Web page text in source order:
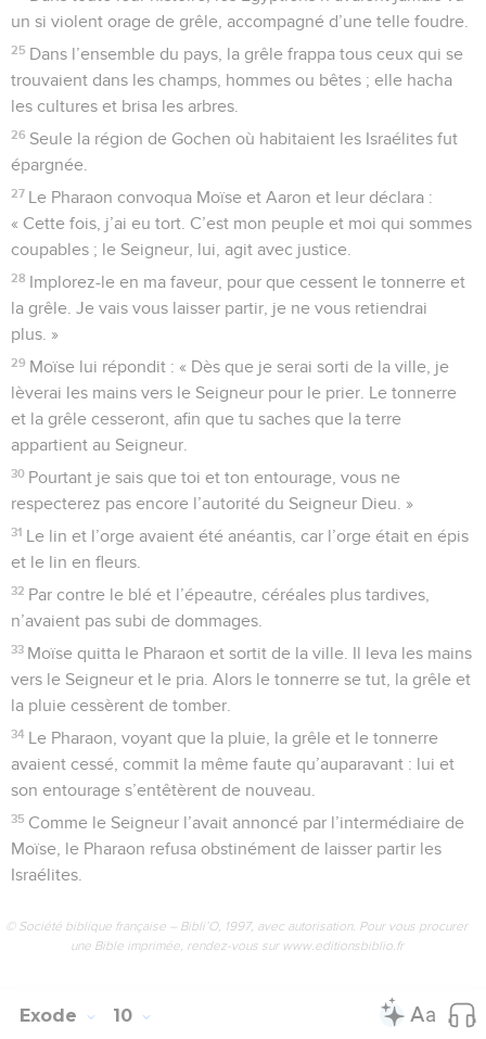
un si violent orage de grêle, accompagné d’une telle foudre.
25 Dans l’ensemble du pays, la grêle frappa tous ceux qui se
trouvaient dans les champs, hommes ou bêtes ; elle hacha
les cultures et brisa les arbres.
26 Seule la région de Gochen où habitaient les Israélites fut
épargnée.
27 Le Pharaon convoqua Moïse et Aaron et leur déclara :
« Cette fois, j’ai eu tort. C’est mon peuple et moi qui sommes
coupables ; le Seigneur, lui, agit avec justice.
28 Implorez-le en ma faveur, pour que cessent le tonnerre et
la grêle. Je vais vous laisser partir, je ne vous retiendrai
plus. »
29 Moïse lui répondit : « Dès que je serai sorti de la ville, je
lèverai les mains vers le Seigneur pour le prier. Le tonnerre
et la grêle cesseront, afin que tu saches que la terre
appartient au Seigneur.
30 Pourtant je sais que toi et ton entourage, vous ne
respecterez pas encore l’autorité du Seigneur Dieu. »
31 Le lin et l’orge avaient été anéantis, car l’orge était en épis
et le lin en fleurs.
32 Par contre le blé et l’épeautre, céréales plus tardives,
n’avaient pas subi de dommages.
33 Moïse quitta le Pharaon et sortit de la ville. Il leva les mains
vers le Seigneur et le pria. Alors le tonnerre se tut, la grêle et
la pluie cessèrent de tomber.
34 Le Pharaon, voyant que la pluie, la grêle et le tonnerre
avaient cessé, commit la même faute qu’auparavant : lui et
son entourage s’entêtèrent de nouveau.
35 Comme le Seigneur l’avait annoncé par l’intermédiaire de
Moïse, le Pharaon refusa obstinément de laisser partir les
Israélites.
© Société biblique française – Bibli’O, 1997, avec autorisation. Pour vous procurer
une Bible imprimée, rendez-vous sur www.editionsbiblio.fr
Exode 10